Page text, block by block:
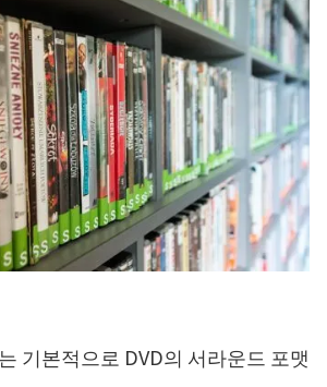
기본적으로 DVD의 서라운드 포맷